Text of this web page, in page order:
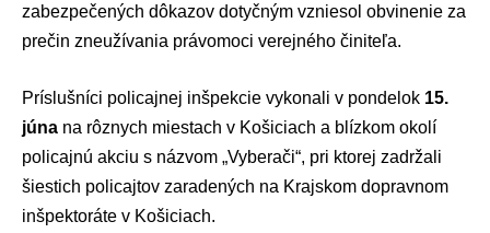
zabezpečených dôkazov dotyčným vzniesol obvinenie za
prečin zneužívania právomoci verejného činiteľa.
Príslušníci policajnej inšpekcie vykonali v pondelok 15.
júna na rôznych miestach v Košiciach a blízkom okolí
policajnú akciu s názvom „Vyberači“, pri ktorej zadržali
šiestich policajtov zaradených na Krajskom dopravnom
inšpektoráte v Košiciach.